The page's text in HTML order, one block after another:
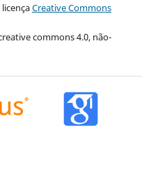
Creative Commons
commons 4.0, não-